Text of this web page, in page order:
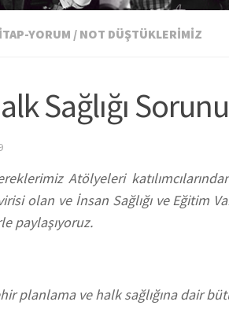
YORUM / NOT DÜŞTÜKLERIMIZ
Sağlığı
Atölyeleri
olan ve İnsan Sağlığı ve Eğitim
paylaşıyoruz.
planlama ve halk sağlığına dair